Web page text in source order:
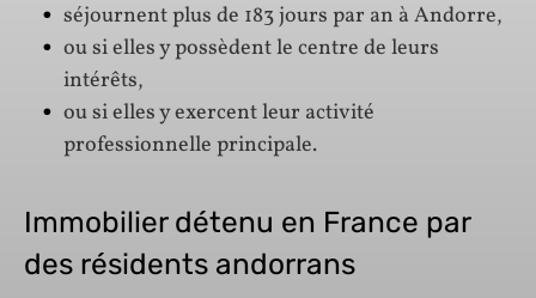
séjournent plus de 183 jours par an à Andorre,
ou si elles y possèdent le centre de leurs
intérêts,
ou si elles y exercent leur activité
professionnelle principale.
Immobilier détenu en France par
des résidents andorrans